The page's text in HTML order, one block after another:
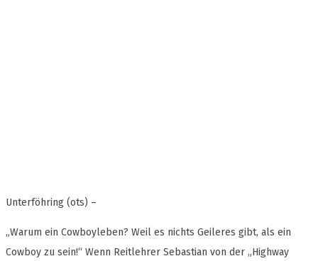
Unterföhring (ots) –
„Warum ein Cowboyleben? Weil es nichts Geileres gibt, als ein
Cowboy zu sein!“ Wenn Reitlehrer Sebastian von der „Highway